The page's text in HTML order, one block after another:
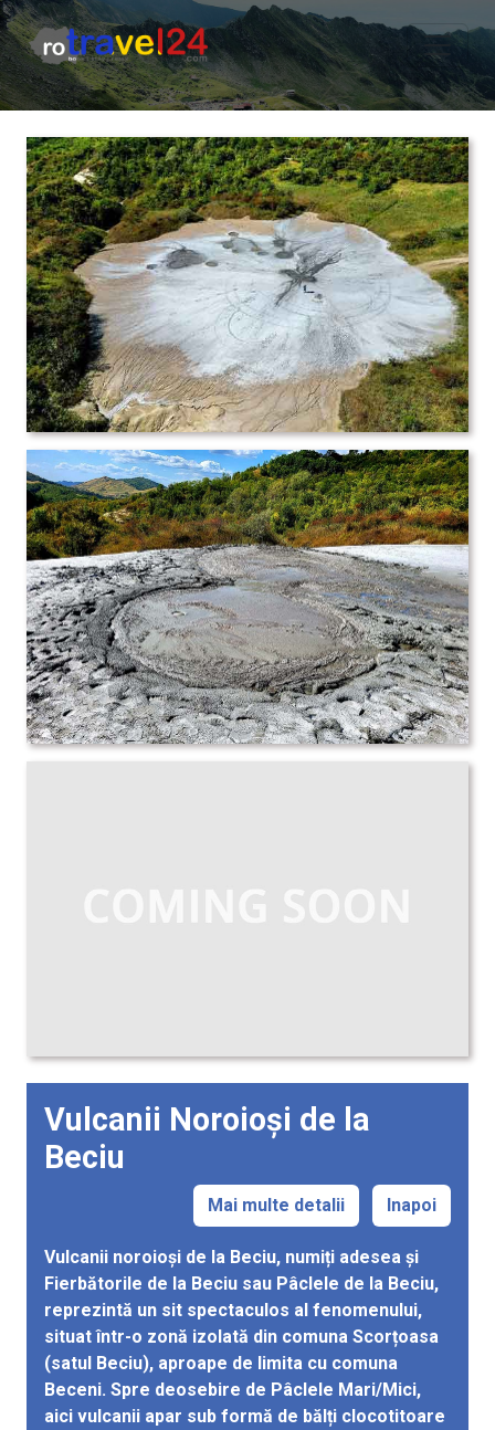
Vulcanii Noroioși de la
Beciu
Mai multe detalii Inapoi
Vulcanii noroioși de la Beciu, numiți adesea și
Fierbătorile de la Beciu sau Pâclele de la Beciu,
reprezintă un sit spectaculos al fenomenului,
situat într-o zonă izolată din comuna Scorțoasa
(satul Beciu), aproape de limita cu comuna
Beceni. Spre deosebire de Pâclele Mari/Mici,
aici vulcanii apar sub formă de bălți clocotitoare